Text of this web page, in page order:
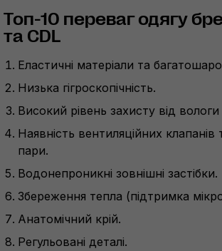
Топ-10 переваг одягу
та CDL
Еластичні матеріали та
Низька гігроскопічність.
Високий рівень захисту від вологи
Наявність вентиляційних
пари.
Водонепроникні зовнішні застібки.
Збереження тепла (підтримка
Анатомічний крій.
Регульовані деталі.